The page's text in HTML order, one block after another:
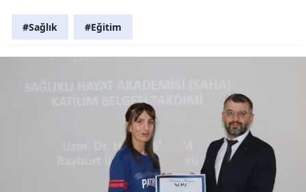
#Sağlık #Eğitim